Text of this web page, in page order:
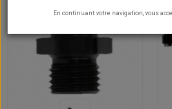
En continuant votre navigation, vous